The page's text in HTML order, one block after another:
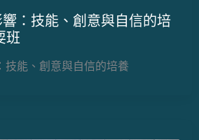
：技能、創意與自信的培
班
技能、創意與自信的培養